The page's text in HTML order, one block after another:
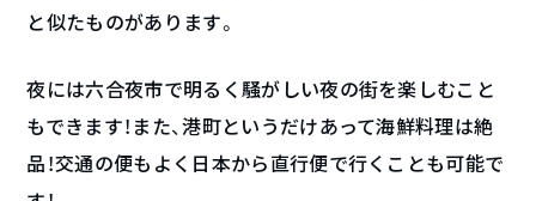
と似たものがあります。
夜には六合夜市で明るく騒がしい夜の街を楽しむこと
もできます！また、港町というだけあって海鮮料理は絶
品！交通の便もよく日本から直行便で行くことも可能で